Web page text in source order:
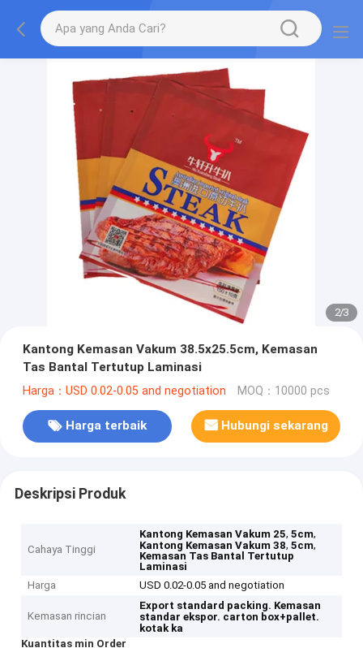
2/3
Kantong Kemasan Vakum 38.5x25.5cm, Kemasan
Tas Bantal Tertutup Laminasi
Harga：USD 0.02-0.05 and negotiation MOQ：10000 pcs
Harga terbaik Hubungi sekarang
Deskripsi Produk
Cahaya Tinggi
Kantong Kemasan Vakum 25,5cm,
Kantong Kemasan Vakum 38,5cm,
Kemasan Tas Bantal Tertutup
Laminasi
Harga
USD 0.02-0.05 and negotiation
Kemasan rincian
Export standard packing. Kemasan
standar ekspor. carton box+pallet.
kotak ka
Kuantitas min Order